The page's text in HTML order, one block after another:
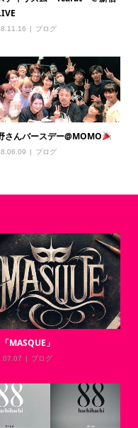
ブログ
さんバースデー@MOMO
ブログ
MASQUE」
ブログ